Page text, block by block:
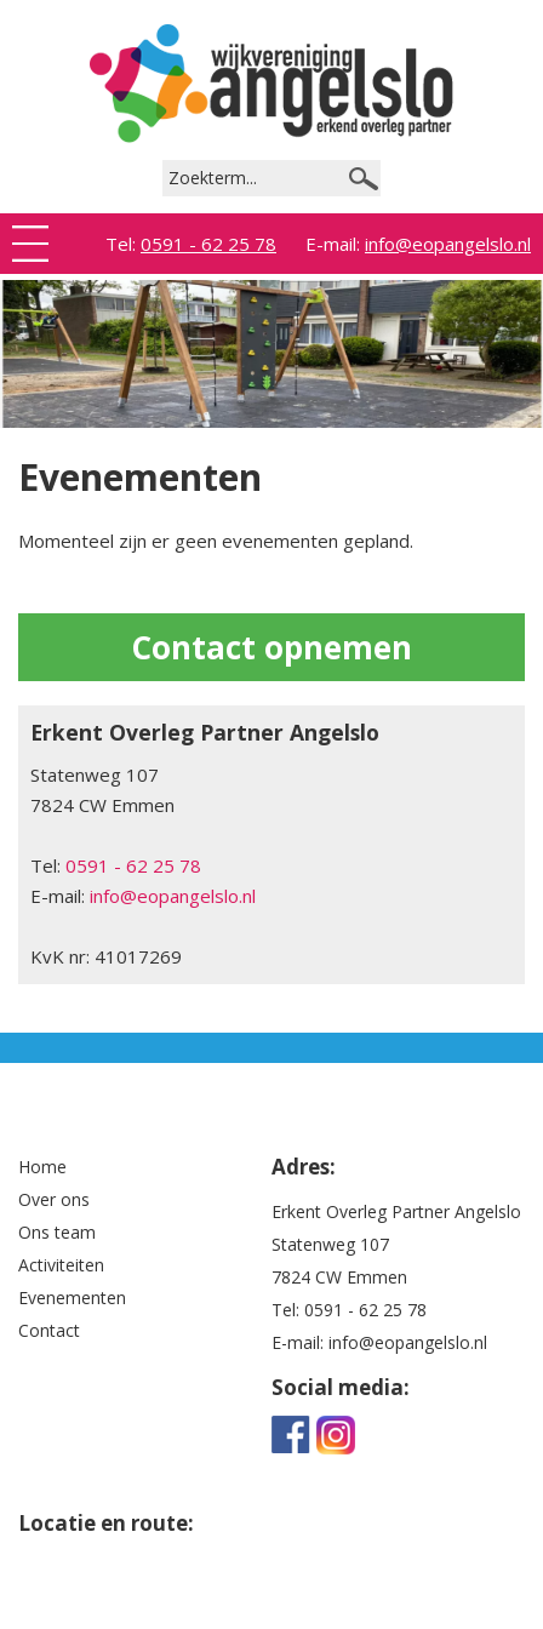
Tel: 0591 - 62 25 78 E-mail: info@eopangelslo.nl
Evenementen
Momenteel zijn er geen evenementen gepland.
Contact opnemen
Erkent Overleg Partner Angelslo
Statenweg 107
7824 CW Emmen
Tel: 0591 - 62 25 78
E-mail: info@eopangelslo.nl
KvK nr: 41017269
Home
Over ons
Ons team
Activiteiten
Evenementen
Contact
Adres:
Erkent Overleg Partner Angelslo
Statenweg 107
7824 CW Emmen
Tel: 0591 - 62 25 78
E-mail: info@eopangelslo.nl
Social media:
Locatie en route: